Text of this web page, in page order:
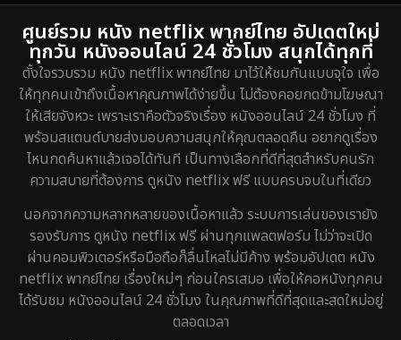
ศูนย์รวม หนัง netflix พากย์ไทย อัปเดตใหม่
ทุกวัน หนังออนไลน์ 24 ชั่วโมง สนุกได้ทุกที่
ตั้งใจรวบรวม หนัง netflix พากย์ไทย มาไว้ให้ชมกันแบบจุใจ เพื่อ
ให้ทุกคนเข้าถึงเนื้อหาคุณภาพได้ง่ายขึ้น ไม่ต้องคอยกดข้ามโฆษณา
ให้เสียจังหวะ เพราะเราคือตัวจริงเรื่อง หนังออนไลน์ 24 ชั่วโมง ที่
พร้อมสแตนด์บายส่งมอบความสนุกให้คุณตลอดคืน อยากดูเรื่อง
ไหนกดค้นหาแล้วเจอได้ทันที เป็นทางเลือกที่ดีที่สุดสำหรับคนรัก
ความสบายที่ต้องการ ดูหนัง netflix ฟรี แบบครบจบในที่เดียว
นอกจากความหลากหลายของเนื้อหาแล้ว ระบบการเล่นของเรายัง
รองรับการ ดูหนัง netflix ฟรี ผ่านทุกแพลตฟอร์ม ไม่ว่าจะเปิด
ผ่านคอมพิวเตอร์หรือมือถือก็ลื่นไหลไม่มีค้าง พร้อมอัปเดต หนัง
netflix พากย์ไทย เรื่องใหม่ๆ ก่อนใครเสมอ เพื่อให้คอหนังทุกคน
ได้รับชม หนังออนไลน์ 24 ชั่วโมง ในคุณภาพที่ดีที่สุดและสดใหม่อยู่
ตลอดเวลา